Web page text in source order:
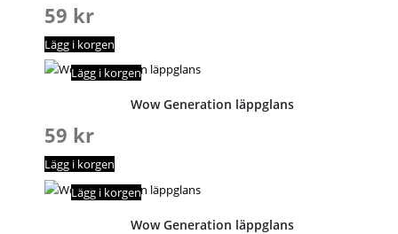
59 kr
Lägg i korgen
Lägg i korgen
Wow Generation läppglans
59 kr
Lägg i korgen
Lägg i korgen
Wow Generation läppglans